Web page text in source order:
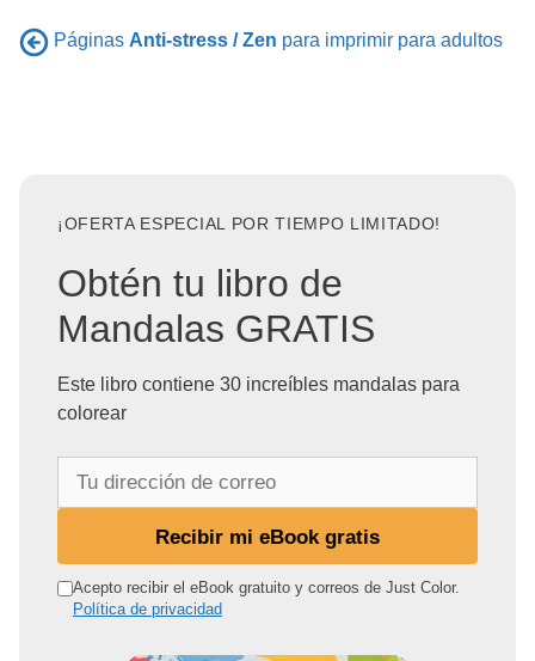
Páginas Anti-stress / Zen para imprimir para adultos
¡OFERTA ESPECIAL POR TIEMPO LIMITADO!
Obtén tu libro de
Mandalas GRATIS
Este libro contiene 30 increíbles mandalas para
colorear
r
Recibir mi eBook gratis
Acepto recibir el eBook gratuito y correos de Just Color.
Política de privacidad